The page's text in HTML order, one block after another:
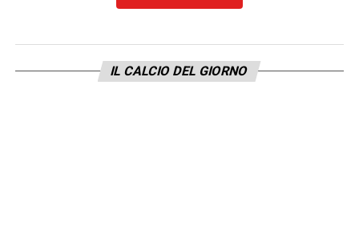
LA PLAYLIST DELLE NOSTRE TOP NEWS
IL CALCIO DEL GIORNO